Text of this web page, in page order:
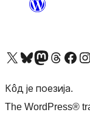
Visit our X (formerly Twitter) account
Посетите наш Bluesky налог
Visit our Mastodon account
Посетите наш налог на Threads-у Visit our Facebook page
Кôд је поезија.
The WordPress®